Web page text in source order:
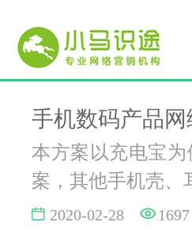
手机数码产品
本方案以充电宝
案，其他手机壳、
2020-02-28 1697